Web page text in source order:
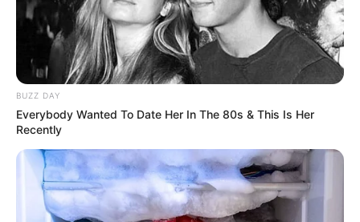
BUZZ DAY
Everybody Wanted To Date Her In The 80s & This Is Her
Recently